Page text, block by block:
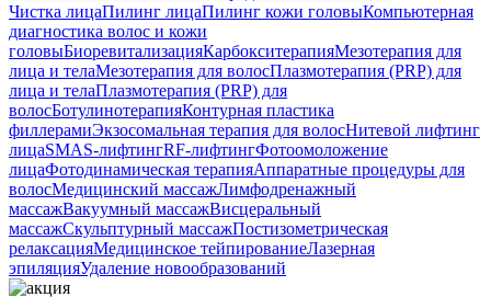
Чистка лицаПилинг лицаПилинг кожи головыКомпьютерная
диагностика волос и кожи
головыБиоревитализацияКарбокситерапияМезотерапия для
лица и телаМезотерапия для волосПлазмотерапия (PRP) для
лица и телаПлазмотерапия (PRP) для
волосБотулинотерапияКонтурная пластика
филлерамиЭкзосомальная терапия для волосНитевой лифтинг
лицаSMAS-лифтингRF-лифтингФотоомоложение
лицаФотодинамическая терапияАппаратные процедуры для
волосМедицинский массажЛимфодренажный
массажВакуумный массажВисцеральный
массажСкульптурный массажПостизометрическая
релаксацияМедицинское тейпированиеЛазерная
эпиляцияУдаление новообразований